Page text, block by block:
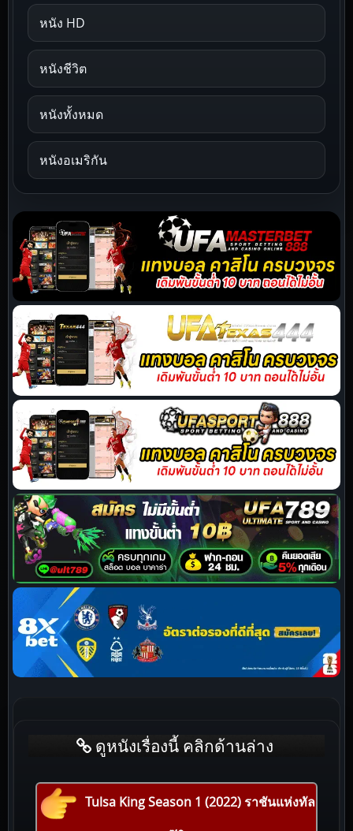
หนัง HD
หนังชีวิต
หนังทั้งหมด
หนังอเมริกัน
ดูหนังเรื่องนี้ คลิกด้านล่าง
Tulsa King Season 1 (2022) ราชันแห่งทัล